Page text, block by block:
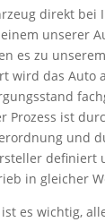
direkt bei
unserer
es zu
wird das Auto
Prozess ist
und
definiert
in gleicher
es wichtig,